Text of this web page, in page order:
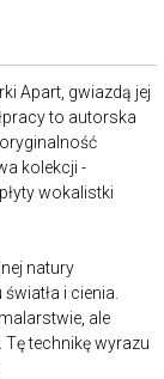
Apart, gwiazdą jej
to autorska
kolekcji -
wokalistki
natury
i cienia.
ale
technikę wyrazu